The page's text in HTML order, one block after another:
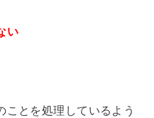
い
ことを処理しているよう